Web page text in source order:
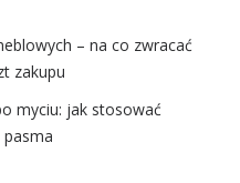
– na co zwracać
zakupu
myciu: jak stosować